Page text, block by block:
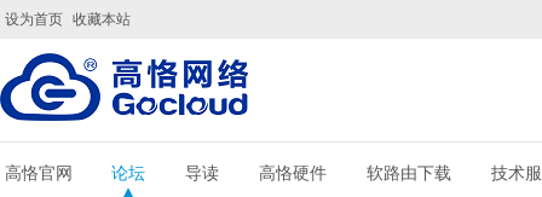
设为首页 收藏本站
高恪官网 论坛 导读 高恪硬件 软路由下载 技术